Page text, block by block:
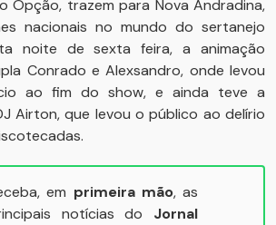
Opção, trazem para Nova Andradina,
nacionais no mundo do sertanejo
noite de sexta feira, a animação
Conrado e Alexsandro, onde levou
ao fim do show, e ainda teve a
Airton, que levou o público ao delírio
em primeira mão, as
notícias do Jornal